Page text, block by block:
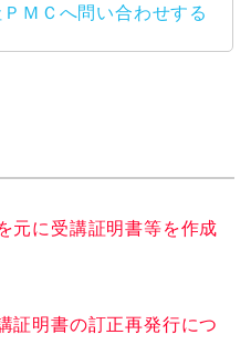
ＭＣへ問い合わせする
元に受講証明書等を作成
証明書の訂正再発行につ